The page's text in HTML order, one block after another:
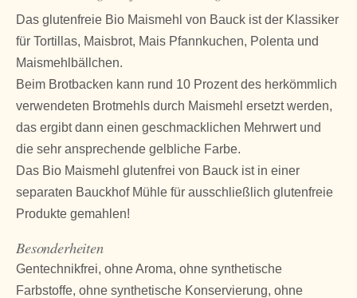
Das glutenfreie Bio Maismehl von Bauck ist der Klassiker
für Tortillas, Maisbrot, Mais Pfannkuchen, Polenta und
Maismehlbällchen.
Beim Brotbacken kann rund 10 Prozent des herkömmlich
verwendeten Brotmehls durch Maismehl ersetzt werden,
das ergibt dann einen geschmacklichen Mehrwert und
die sehr ansprechende gelbliche Farbe.
Das Bio Maismehl glutenfrei von Bauck ist in einer
separaten Bauckhof Mühle für ausschließlich glutenfreie
Produkte gemahlen!
Besonderheiten
Gentechnikfrei, ohne Aroma, ohne synthetische
Farbstoffe, ohne synthetische Konservierung, ohne